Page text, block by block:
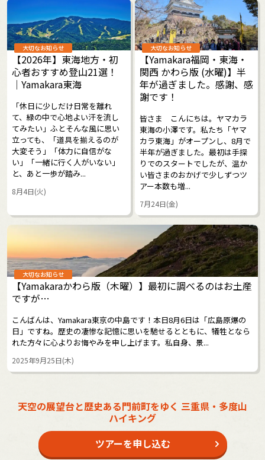
大切なお知らせ
【2026年】東海地方・初
心者おすすめ登山21選！
｜Yamakara東海
「休日に少しだけ日常を離れ
て、緑の中で心地よい汗を流し
てみたい」ふとそんな風に思い
立っても、「道具を揃えるのが
大変そう」「体力に自信がな
い」「一緒に行く人がいない」
と、あと一歩が踏み...
8月4日(火)
大切なお知らせ
【Yamakara福岡・東海・
関西 かわら版 (水曜)】半
年が過ぎました。感謝、感
謝です！
皆さま こんにちは。ヤマカラ
東海の小澤です。私たち「ヤマ
カラ東海」がオープンし、8月で
半年が過ぎました。最初は手探
りでのスタートでしたが、温か
い皆さまのおかげで少しずつツ
アー本数も増...
7月24日(金)
大切なお知らせ
【Yamakaraかわら版（木曜）】最初に調べるのはお土産
ですが…
こんばんは、Yamakara東京の中島です！本日8月6日は「広島原爆の
日」ですね。歴史の凄惨な記憶に思いを馳せるとともに、犠牲となら
れた方々に心よりお悔やみを申し上げます。私自身、景...
2025年9月25日(木)
天空の展望台と歴史ある門前町をゆく 三重県・多度山
ハイキング
ツアーを申し込む